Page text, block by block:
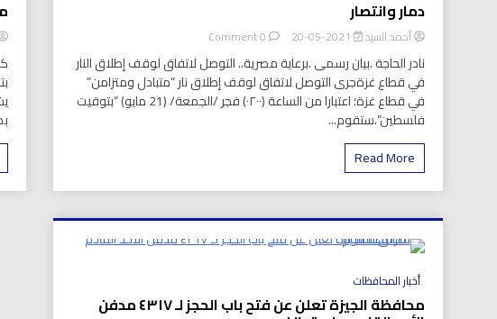
دمار وانتصار
أحمد السيد 0 Comment
وانتصار
نادر الحاجة .بيان رسمى .برعاية مصرية.. التوصل لاتفاق لوقف إطلاق النار
في قطاع غزةجرى التوصل لاتفاق لوقف إطلاق نار “متبادل ومتزامن”
في قطاع غزة؛ اعتبارا من الساعة (٠٢٠٠) فجر /الجمعة/ (21 مايو) “بتوقيت
فلسطين”.ستقوم...
Read More
أخبار المحافظات
محافظة الجيزة تعلن عن فتح باب الحجز لـ ٤٣١٧ مدفن